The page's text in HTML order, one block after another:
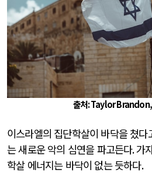
출처: Taylor
이스라엘의 집단학살이 바닥을 쳤다
는 새로운 악의 심연을 파고든다.가
학살 에너지는 바닥이 없는 듯하다.